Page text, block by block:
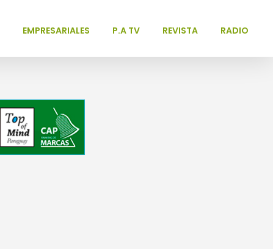
EMPRESARIALES P.A TV REVISTA RADIO